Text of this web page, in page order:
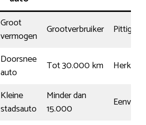
Groot
vermogen
Grootverbruiker
Pittig
Doorsnee
auto
Tot 30.000 km
Kleine
stadsauto
Minder dan
15.000